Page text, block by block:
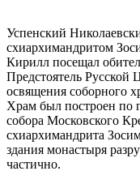
Успенский
схиархимандритом
Кирилл посещал
Предстоятель Русской
освящения соборного
Храм был построен по
собора Московского
схиархимандрита
здания монастыря
частично.